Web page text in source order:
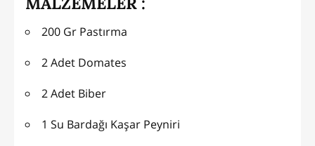
200 Gr Pastırma
2 Adet Domates
2 Adet Biber
1 Su Bardağı Kaşar Peyniri